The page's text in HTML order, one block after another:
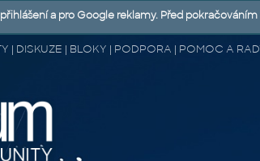
| DISKUZE | BLOKY | PODPORA | POMOC A
a pro Google reklamy. Před